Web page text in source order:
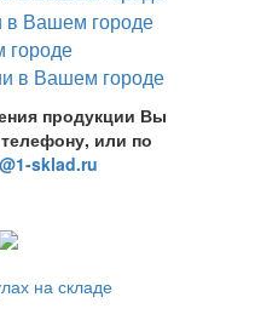
продукции Вы
или по
sklad.ru
на складе